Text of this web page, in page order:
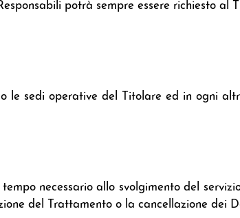
potrà sempre essere richiesto al
le sedi operative del Titolare ed in ogni
necessario allo svolgimento del
del Trattamento o la cancellazione dei